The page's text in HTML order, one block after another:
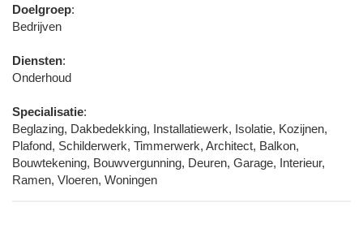
Doelgroep:
Bedrijven
Diensten:
Onderhoud
Specialisatie:
Beglazing, Dakbedekking, Installatiewerk, Isolatie, Kozijnen,
Plafond, Schilderwerk, Timmerwerk, Architect, Balkon,
Bouwtekening, Bouwvergunning, Deuren, Garage, Interieur,
Ramen, Vloeren, Woningen